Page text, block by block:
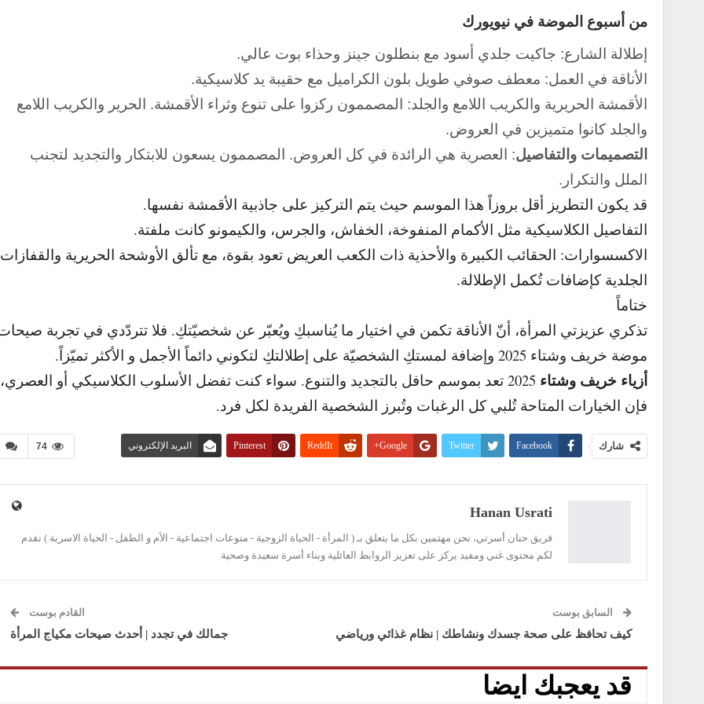
من أسبوع الموضة في نيويورك
إطلالة الشارع: جاكيت جلدي أسود مع بنطلون جينز وحذاء بوت عالي.
الأناقة في العمل: معطف صوفي طويل بلون الكراميل مع حقيبة يد كلاسيكية.
الأقمشة الحريرية والكريب اللامع والجلد: المصممون ركزوا على تنوع وثراء الأقمشة. الحرير والكريب اللامع
والجلد كانوا متميزين في العروض.
التصميمات والتفاصيل: العصرية هي الرائدة في كل العروض. المصممون يسعون للابتكار والتجديد لتجنب
الملل والتكرار.
قد يكون التطريز أقل بروزاً هذا الموسم حيث يتم التركيز على جاذبية الأقمشة نفسها.
التفاصيل الكلاسيكية مثل الأكمام المنفوخة، الخفاش، والجرس، والكيمونو كانت ملفتة.
الاكسسوارات: الحقائب الكبيرة والأحذية ذات الكعب العريض تعود بقوة، مع تألق الأوشحة الحريرية والقفازات
الجلدية كإضافات تُكمل الإطلالة.
ختاماً
تذكري عزيزتي المرأة، أنّ الأناقة تكمن في اختيار ما يُناسبكِ ويُعبّر عن شخصيّتكِ. فلا تتردّدي في تجربة
موضة خريف وشتاء 2025 وإضافة لمستكِ الشخصيّة على إطلالتكِ لتكوني دائماً الأجمل و الأكثر تميّزاً.
أزياء خريف وشتاء
2025 تعد بموسم حافل بالتجديد والتنوع. سواء كنت تفضل الأسلوب الكلاسيكي أو العصري،
فإن الخيارات المتاحة تُلبي كل الرغبات وتُبرز الشخصية الفريدة لكل فرد.
74 شارك Facebook
Twitter
Google+
ReddIt
Pinterest البريد الإلكتروني
Hanan Usrati
فريق حنان أسرتي، نحن مهتمين بكل ما يتعلق بـ ( المرأة - الحياة الزوجية - منوعات اجتماعية - الأم و الطفل - الحياة الاسرية ) نقدم
لكم محتوى غني ومفيد يركز على تعزيز الروابط العائلية وبناء أسرة سعيدة وصحية
السابق بوست
كيف تحافظ على صحة جسدك ونشاطك | نظام غذائي ورياضي
القادم بوست
جمالك في تجدد | أحدث صيحات مكياج المرأة
قد يعجبك ايضا